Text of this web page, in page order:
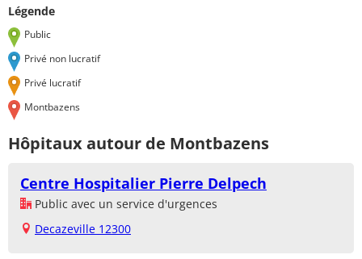
Légende
Public
Privé non lucratif
Privé lucratif
Montbazens
Hôpitaux autour de Montbazens
Centre Hospitalier Pierre Delpech
Public avec un service d'urgences
Decazeville 12300